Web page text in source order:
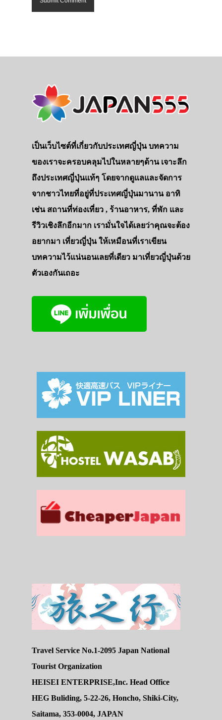
เป็นเว็บไซต์ที่เกี่ยวกับประเทศญี่ปุ่น บทความ
ของเราจะครอบคลุมไปในหลายๆด้าน เจาะลึก
ถึงประเทศญี่ปุ่นแท้ๆ โดยจากดูแลและจัดการ
จากชาวไทยที่อยู่ที่ประเทศญี่ปุ่นมานาน อาทิ
เช่น สถานที่ท่องเที่ยว , ร้านอาหาร, ที่พัก และ
รีวิวเชิงลึกอีกมาก เรามั่นใจได้เลยว่าคุณจะต้อง
อยากมา เที่ยวญี่ปุ่น ให้เหมือนที่เราเขียน
บทความไว้แน่นอนเลยที่เดียว มาเที่ยวญี่ปุ่นด้วย
ตัวเองกันเถอะ
Travel Service No.1-2095 Japan National
Tourist Organization
HEISEI ENTERPRISE,Inc. Head Office
HEG Buliding, 5-22-26, Honcho, Shiki-City,
Saitama, 353-0004, JAPAN